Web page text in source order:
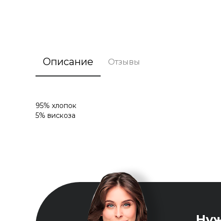
Описание Отзывы
95% хлопок
5% вискоза